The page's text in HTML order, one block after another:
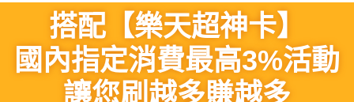
搭配【樂天超神卡】
國內指定消費最高3%活動
讓您刷越多賺越多